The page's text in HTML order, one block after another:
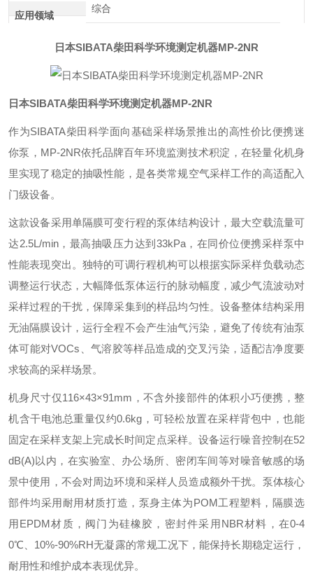
应用领域
综合
日本SIBATA柴田科学环境测定机器MP-2NR
日本SIBATA柴田科学环境测定机器MP-2NR
作为SIBATA柴田科学面向基础采样场景推出的高性价比便携迷
你泵，MP-2NR依托品牌百年环境监测技术积淀，在轻量化机身
里实现了稳定的抽吸性能，是各类常规空气采样工作的高适配入
门级设备。
这款设备采用单隔膜可变行程的泵体结构设计，最大空载流量可
达2.5L/min，最高抽吸压力达到33kPa，在同价位便携采样泵中
性能表现突出。独特的可调行程机构可以根据实际采样负载动态
调整运行状态，大幅降低泵体运行的脉动幅度，减少气流波动对
采样过程的干扰，保障采集到的样品均匀性。设备整体结构采用
无油隔膜设计，运行全程不会产生油气污染，避免了传统有油泵
体可能对VOCs、气溶胶等样品造成的交叉污染，适配洁净度要
求较高的采样场景。
机身尺寸仅116×43×91mm，不含外接部件的体积小巧便携，整
机含干电池总重量仅约0.6kg，可轻松放置在采样背包中，也能
固定在采样支架上完成长时间定点采样。设备运行噪音控制在52
dB(A)以内，在实验室、办公场所、密闭车间等对噪音敏感的场
景中使用，不会对周边环境和采样人员造成额外干扰。泵体核心
部件均采用耐用材质打造，泵身主体为POM工程塑料，隔膜选
用EPDM材质，阀门为硅橡胶，密封件采用NBR材料，在0-4
0℃、10%-90%RH无凝露的常规工况下，能保持长期稳定运行，
耐用性和维护成本表现优异。